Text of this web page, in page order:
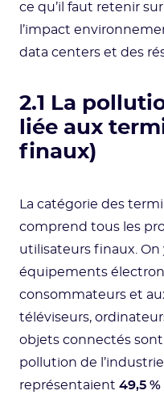
ce qu’il faut retenir
l’impact
data centers et des
2.1 La
liée aux
finaux)
La catégorie des
comprend tous les
utilisateurs finaux.
équipements
consommateurs et
téléviseurs,
objets connectés
pollution de
représentaient 49,5